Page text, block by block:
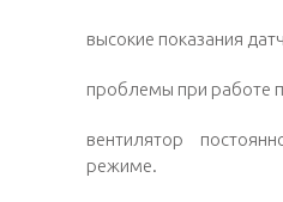
высокие показания
проблемы при работе
вентилятор
режиме.